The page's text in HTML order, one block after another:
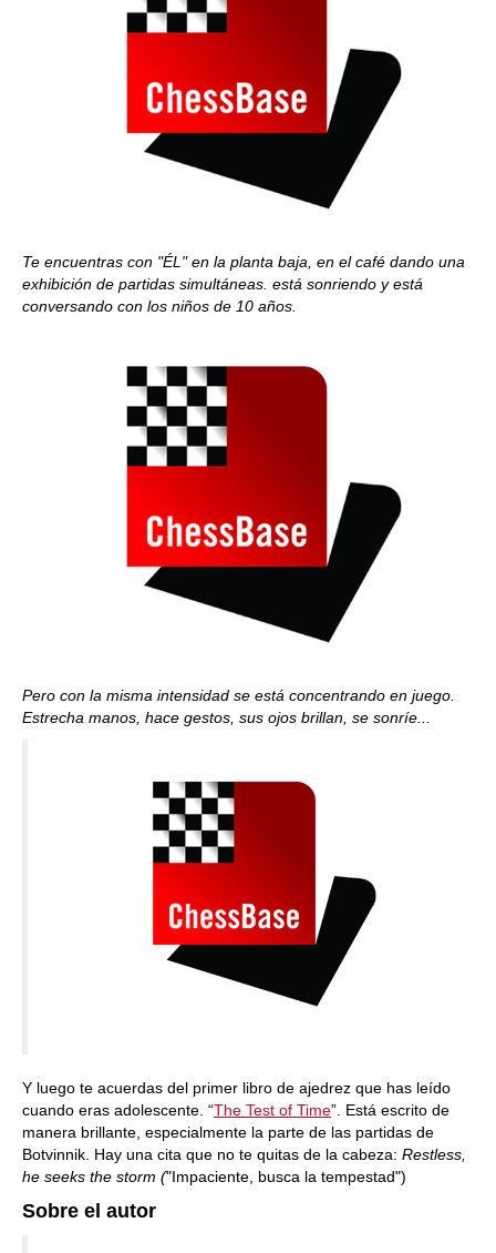
Te encuentras con "ÉL" en la planta baja, en el café dando una
exhibición de partidas simultáneas. está sonriendo y está
conversando con los niños de 10 años.
Pero con la misma intensidad se está concentrando en juego.
Estrecha manos, hace gestos, sus ojos brillan, se sonríe...
Y luego te acuerdas del primer libro de ajedrez que has leído
cuando eras adolescente. “The Test of Time”. Está escrito de
manera brillante, especialmente la parte de las partidas de
Botvinnik. Hay una cita que no te quitas de la cabeza: Restless,
he seeks the storm ("Impaciente, busca la tempestad")
Sobre el autor